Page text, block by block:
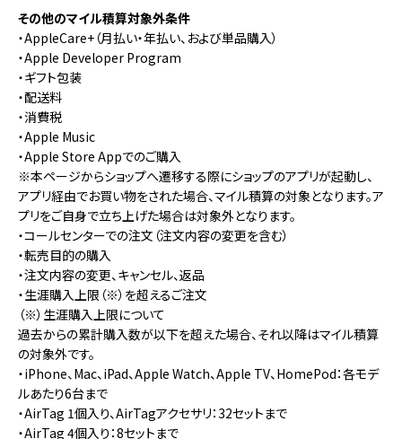
その他のマイル積算対象外条件
・AppleCare+（月払い・年払い、および単品購入）
・Apple Developer Program
・ギフト包装
・配送料
・消費税
・Apple Music
・Apple Store Appでのご購入
※本ページからショップへ遷移する際にショップのアプリが起動し、
アプリ経由でお買い物をされた場合、マイル積算の対象となります。ア
プリをご自身で立ち上げた場合は対象外となります。
・コールセンターでの注文（注文内容の変更を含む）
・転売目的の購入
・注文内容の変更、キャンセル、返品
・生涯購入上限（※）を超えるご注文
（※）生涯購入上限について
過去からの累計購入数が以下を超えた場合、それ以降はマイル積算
の対象外です。
・iPhone、Mac、iPad、Apple Watch、Apple TV、HomePod：各モデ
ルあたり6台まで
・AirTag 1個入り、AirTagアクセサリ：32セットまで
・AirTag 4個入り：8セットまで